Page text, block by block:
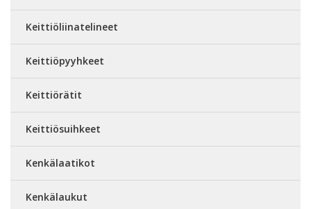
Keittiöliinatelineet
Keittiöpyyhkeet
Keittiörätit
Keittiösuihkeet
Kenkälaatikot
Kenkälaukut